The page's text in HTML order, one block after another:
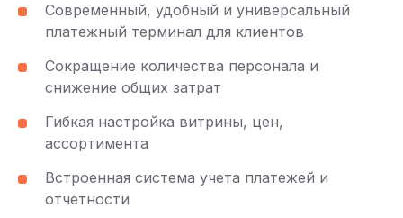
Современный, удобный и универсальный
платежный терминал для клиентов
Сокращение количества персонала и
снижение общих затрат
Гибкая настройка витрины, цен,
ассортимента
Встроенная система учета платежей и
отчетности